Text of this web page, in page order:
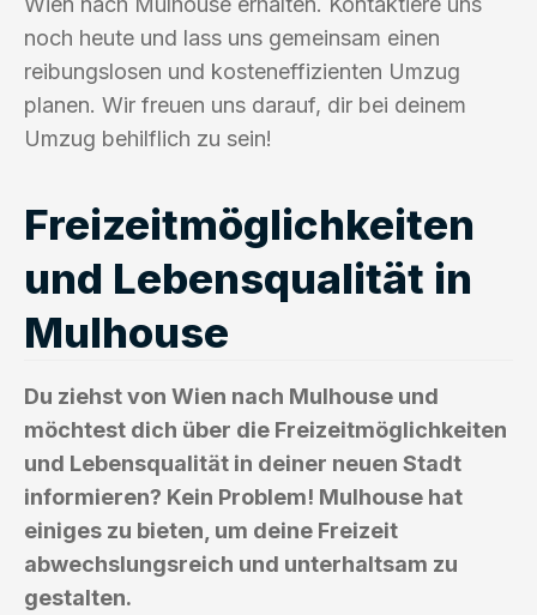
noch heute und lass uns gemeinsam einen
reibungslosen und kosteneffizienten Umzug
planen. Wir freuen uns darauf, dir bei deinem
Umzug behilflich zu sein!
Freizeitmöglichkeiten
und Lebensqualität in
Mulhouse
Du ziehst von Wien nach Mulhouse und
möchtest dich über die Freizeitmöglichkeiten
und Lebensqualität in deiner neuen Stadt
informieren? Kein Problem! Mulhouse hat
einiges zu bieten, um deine Freizeit
abwechslungsreich und unterhaltsam zu
gestalten.